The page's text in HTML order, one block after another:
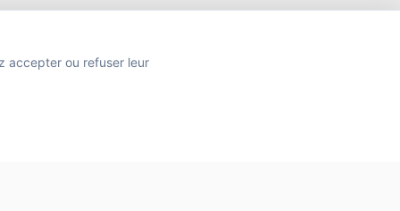
accepter ou refuser leur